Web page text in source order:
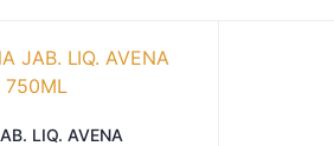
LIQ. AVENA